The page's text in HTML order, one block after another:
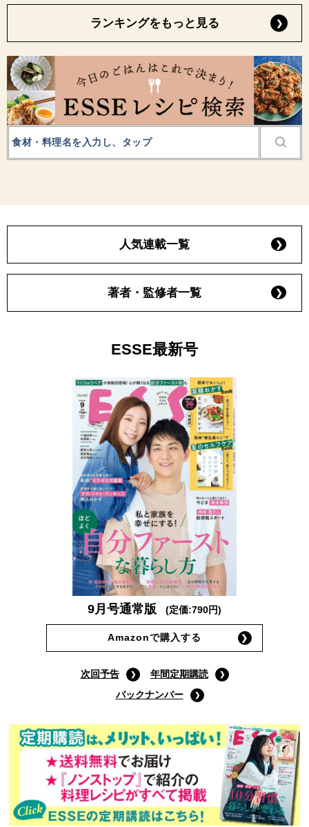
ランキングをもっと見る
人気連載一覧
著者・監修者一覧
ESSE最新号
9月号通常版 (定価:790円)
Amazonで購入する
次回予告
年間定期購読
バックナンバー